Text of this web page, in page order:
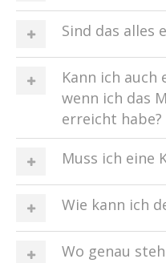
Sind das alles
Kann ich auch
wenn ich das
erreicht habe?
Muss ich eine
Wie kann ich
Wo genau